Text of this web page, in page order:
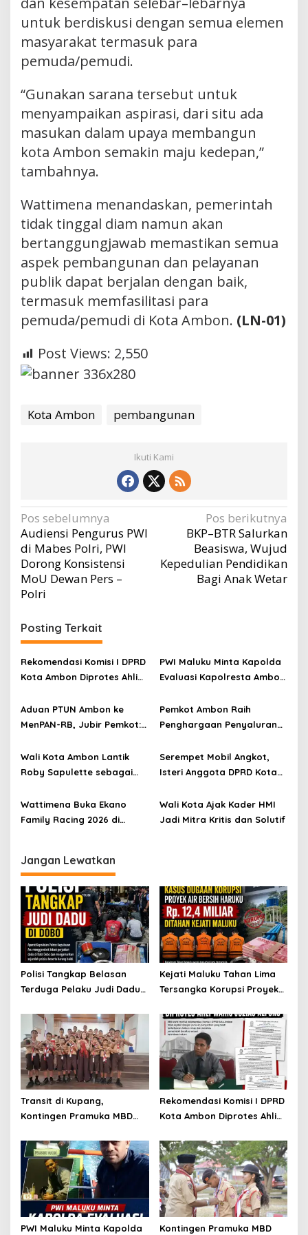
untuk berdiskusi dengan semua elemen
masyarakat termasuk para
pemuda/pemudi.
“Gunakan sarana tersebut untuk
menyampaikan aspirasi, dari situ ada
masukan dalam upaya membangun
kota Ambon semakin maju kedepan,”
tambahnya.
Wattimena menandaskan, pemerintah
tidak tinggal diam namun akan
bertanggungjawab memastikan semua
aspek pembangunan dan pelayanan
publik dapat berjalan dengan baik,
termasuk memfasilitasi para
pemuda/pemudi di Kota Ambon. (LN-01)
Post Views: 2,550
Kota Ambon pembangunan
Ikuti Kami
Navigasi
pos
Pos sebelumnya
Audiensi Pengurus PWI
di Mabes Polri, PWI
Dorong Konsistensi
MoU Dewan Pers –
Polri
Pos berikutnya
BKP–BTR Salurkan
Beasiswa, Wujud
Kepedulian Pendidikan
Bagi Anak Wetar
Posting Terkait
Rekomendasi Komisi I DPRD
Kota Ambon Diprotes Ahli
Barbara Alfons: Itu Palsu?
PWI Maluku Minta Kapolda
Evaluasi Kapolresta Ambon
Heluth, Said Sotta: Bila
Perlu Copot Kasatreskrim
Aduan PTUN Ambon ke
MenPAN-RB, Jubir Pemkot:
dan Berdasarkan Fakta
Pemkot Ambon Raih
Penghargaan Penyaluran
Maluku
Wali Kota Ambon Lantik
Roby Sapulette sebagai
Serempet Mobil Angkot,
Isteri Anggota DPRD Kota
Orang
Wattimena Buka Ekano
Family Racing 2026 di
Wali Kota Ajak Kader HMI
Jadi Mitra Kritis dan Solutif
Jangan Lewatkan
Polisi Tangkap Belasan
Terduga Pelaku Judi Dadu
Setoran Rp5 Juta dan
Selisih Barang Bukti
Kejati Maluku Tahan Lima
Tersangka Korupsi Proyek
Miliar
Transit di Kupang,
Kontingen Pramuka MBD
Disambut Hangat Wakil
Wali Kota
Rekomendasi Komisi I DPRD
Kota Ambon Diprotes Ahli
Barbara Alfons: Itu Palsu?
PWI Maluku Minta Kapolda
Kontingen Pramuka MBD